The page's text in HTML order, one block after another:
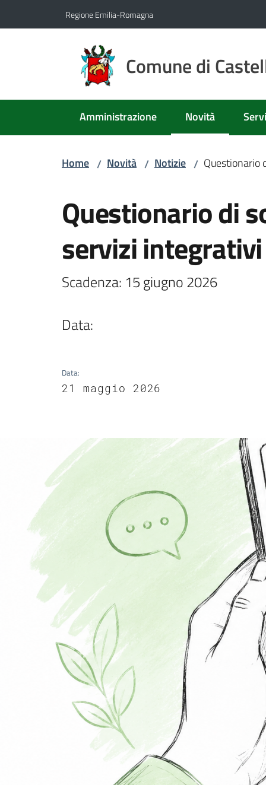
Regione Emilia-Romagna
Comune di
Amministrazione Novità
Menu selezionato
Home / Novità / Notizie / Questionario
Questionario di
servizi
Scadenza: 15 giugno 2026
Data:
Data:
21 maggio 2026